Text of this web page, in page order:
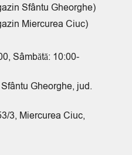
Sfântu Gheorghe)
Miercurea Ciuc)
Sâmbătă: 10:00-
Gheorghe, jud.
3, Miercurea Ciuc,